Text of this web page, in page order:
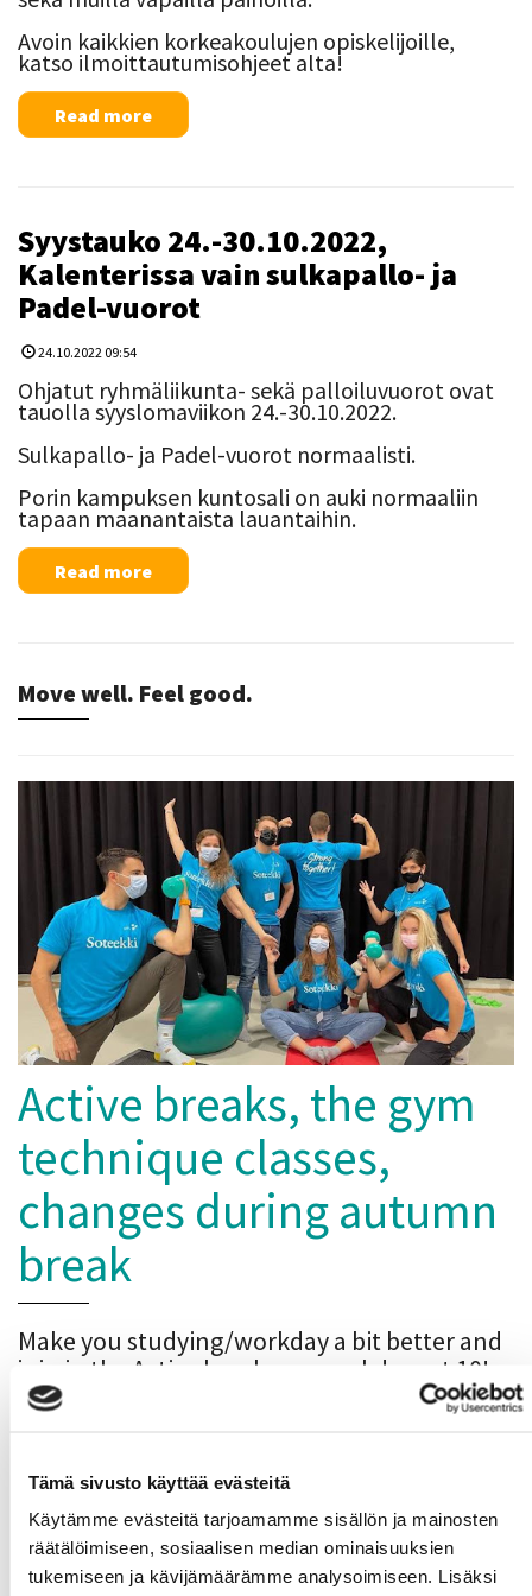
Tämä sivusto käyttää evästeitä
Käytämme evästeitä tarjoamamme sisällön ja mainosten
räätälöimiseen, sosiaalisen median ominaisuuksien
tukemiseen ja kävijämäärämme analysoimiseen. Lisäksi
Avoin kaikkien korkeakoulujen opiskelijoille,
katso ilmoittautumisohjeet alta!
Read more
Syystauko 24.-30.10.2022,
Kalenterissa vain sulkapallo- ja
Padel-vuorot
24.10.2022 09:54
Ohjatut ryhmäliikunta- sekä palloiluvuorot ovat
tauolla syyslomaviikon 24.-30.10.2022.
Sulkapallo- ja Padel-vuorot normaalisti.
Porin kampuksen kuntosali on auki normaaliin
tapaan maanantaista lauantaihin.
Read more
Move well. Feel good.
Active breaks, the gym
technique classes,
changes during autumn
break
Make you studying/workday a bit better and
join in the Active breaks on weekdays at 10!
Breaks are instructed by Soteekki students.
The gym technique classes continue on
Wednesdays at 17! Next week (20.10.) we
practice a correct Squat technique.
Enrolment is available with both a Gym Card